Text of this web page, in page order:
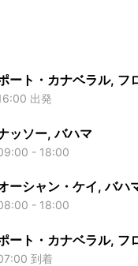
ート・カナベラル, フ
出発
ッソー, バハマ
- 18:00
ーシャン・ケイ, バハ
- 18:00
ート・カナベラル, フ
到着